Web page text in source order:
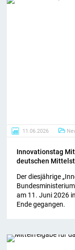
11.06.2026
In­no­va­ti­ons­tag
deut­schen
Der diesjährige
am 11. Juni 2026
Ende gegangen.